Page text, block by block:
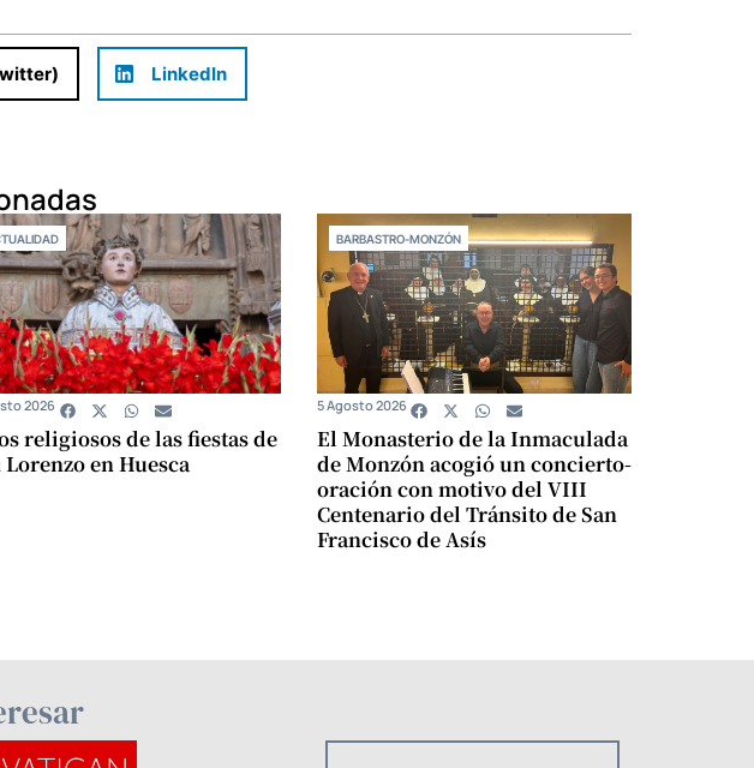
LinkedIn
religiosos de las fiestas de
Lorenzo en Huesca
2026
BARBASTRO-MONZÓN
El Monasterio de la Inmaculada
de Monzón acogió un concierto-
oración con motivo del VIII
Centenario del Tránsito de San
Francisco de Asís
5 Agosto 2026